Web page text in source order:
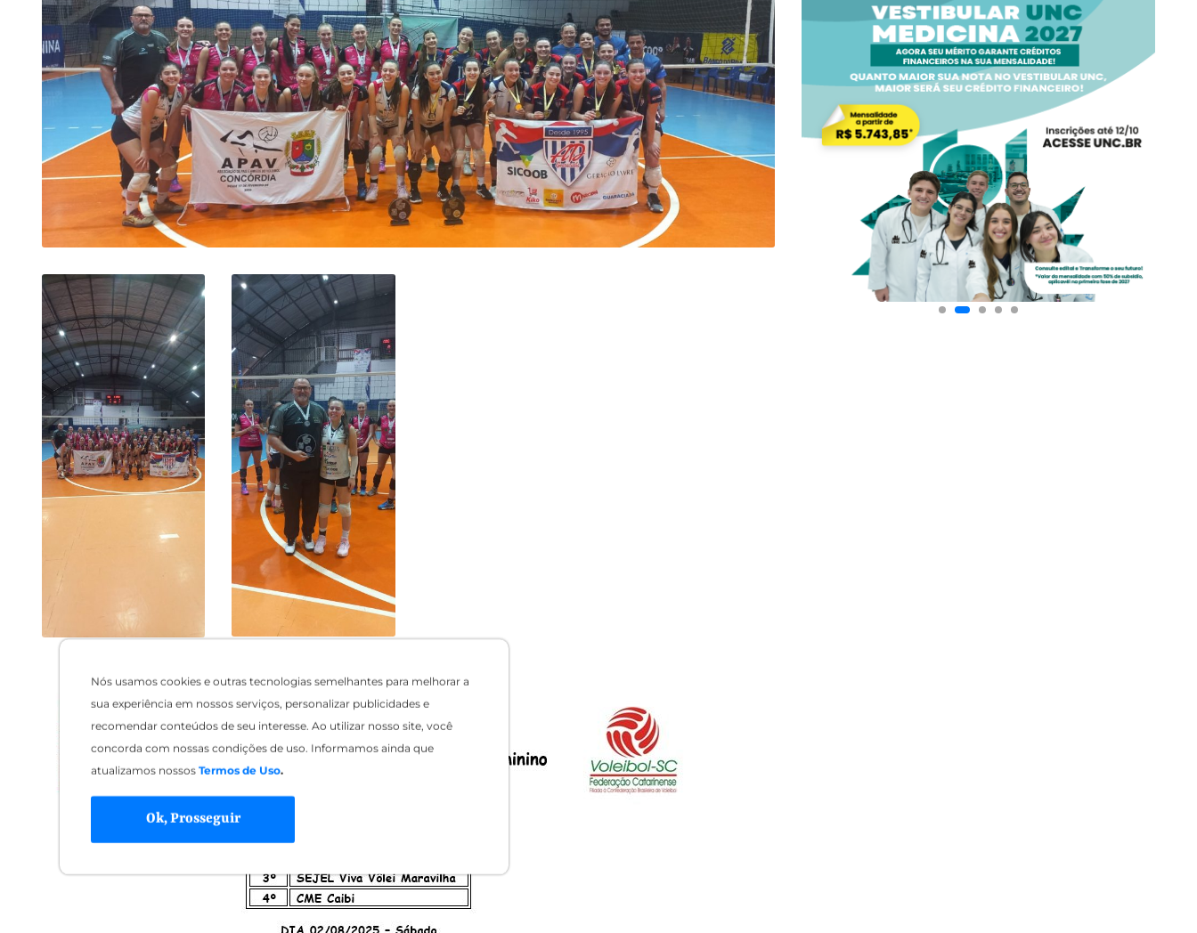
Nós usamos cookies e outras tecnologias semelhantes para melhorar a
sua experiência em nossos serviços, personalizar publicidades e
recomendar conteúdos de seu interesse. Ao utilizar nosso site, você
concorda com nossas condições de uso. Informamos ainda que
atualizamos nossosTermos de Uso.
Ok, Prosseguir